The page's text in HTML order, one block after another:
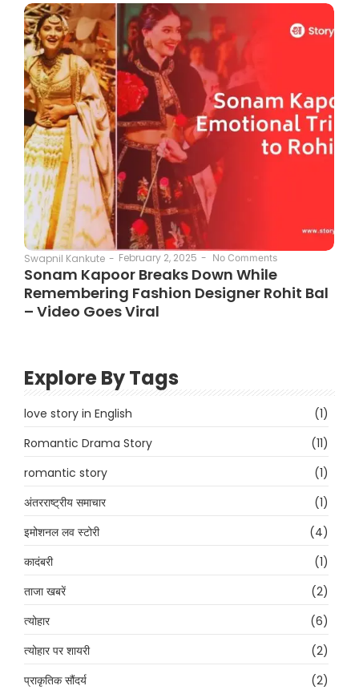
Swapnil Kankute - February 2, 2025 - No Comments
Sonam Kapoor Breaks Down While
Remembering Fashion Designer Rohit Bal
– Video Goes Viral
Explore By Tags
love story in English
(1)
Romantic Drama Story
(11)
romantic story
(1)
अंतरराष्ट्रीय समाचार
(1)
इमोशनल लव स्टोरी
(4)
कादंबरी
(1)
ताजा खबरें
(2)
त्योहार
(6)
त्योहार पर शायरी
(2)
प्राकृतिक सौंदर्य
(2)